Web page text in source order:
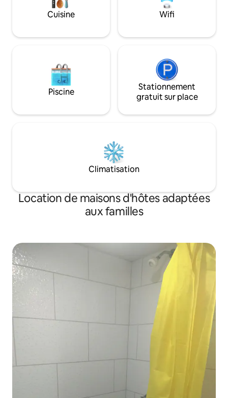
chaises longues. Les services
comprennent des serviettes propres/de
chambre tous les 2 jours. Nous
Cuisine Wifi
Piscine
Stationnement
gratuit sur place
Climatisation
Location de maisons d'hôtes adaptées
aux familles